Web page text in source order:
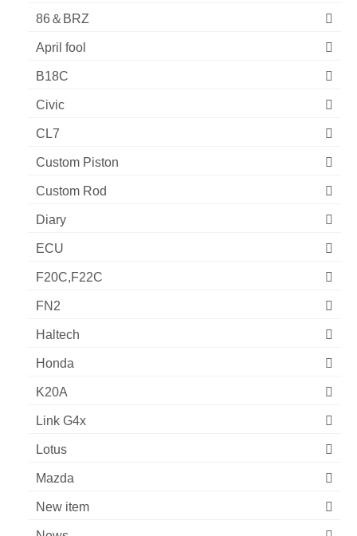
86＆BRZ
April fool
B18C
Civic
CL7
Custom Piston
Custom Rod
Diary
ECU
F20C,F22C
FN2
Haltech
Honda
K20A
Link G4x
Lotus
Mazda
New item